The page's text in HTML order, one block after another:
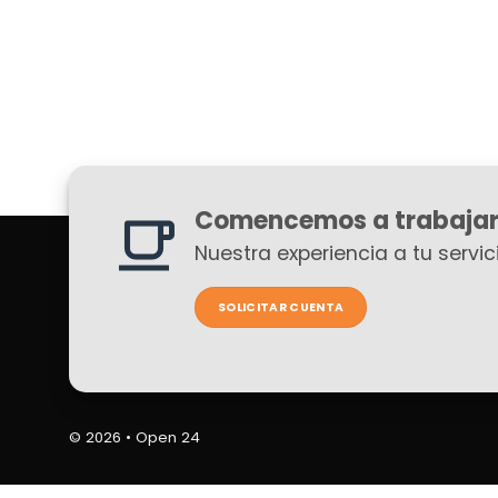
Comencemos a
Nuestra experiencia a tu
SOLICITAR CUENTA
© 2026 • Open 24